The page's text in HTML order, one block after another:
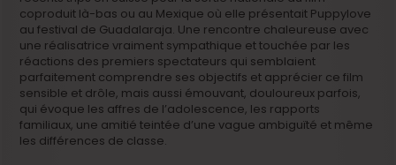
coproduit là-bas ou au Mexique où elle présentait Puppylove
au festival de Guadalaraja. Une rencontre chaleureuse avec
une réalisatrice vraiment sympathique et touchée par les
réactions des premiers spectateurs qui semblaient
parfaitement comprendre ses objectifs et apprécier ce film
sensible et drôle, mais aussi émouvant, douloureux parfois,
qui évoque les affres de l’adolescence, les rapports
familiaux, une amitié teintée d’une vague ambiguïté et même
les différences de classe.